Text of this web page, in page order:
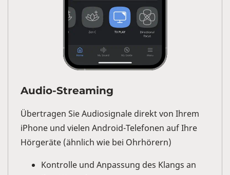
Audio-Streaming
Übertragen Sie Audiosignale direkt von Ihrem
iPhone und vielen Android-Telefonen auf Ihre
Hörgeräte (ähnlich wie bei Ohrhörern)
Kontrolle und Anpassung des Klangs an